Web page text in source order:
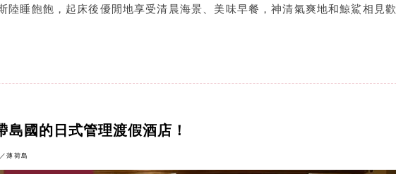
陸睡飽飽，起床後優閒地享受清晨海景、美味早餐，神清氣爽地和鯨鯊相見歡
國的日式管理渡假酒店！
薄荷島